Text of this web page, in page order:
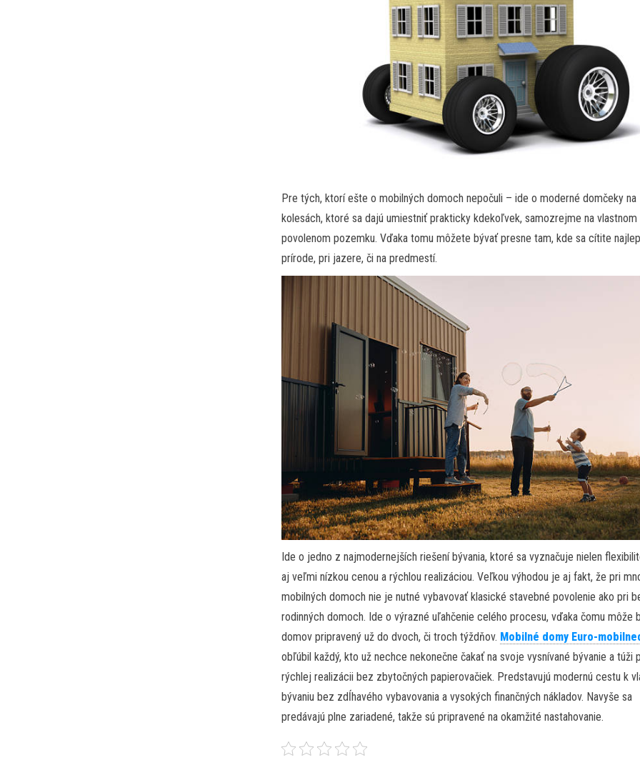
Pre tých, ktorí ešte o mobilných domoch nepočuli – ide o moderné domčeky na
kolesách, ktoré sa dajú umiestniť prakticky kdekoľvek, samozrejme na vlastnom
povolenom pozemku. Vďaka tomu môžete bývať presne tam, kde sa cítite
prírode, pri jazere, či na predmestí.
Ide o jedno z najmodernejších riešení bývania, ktoré sa vyznačuje nielen
aj veľmi nízkou cenou a rýchlou realizáciou. Veľkou výhodou je aj fakt, že pri
mobilných domoch nie je nutné vybavovať klasické stavebné povolenie ako pri
rodinných domoch. Ide o výrazné uľahčenie celého procesu, vďaka čomu môže
domov pripravený už do dvoch, či troch týždňov. Mobilné domy Euro-
obľúbil každý, kto už nechce nekonečne čakať na svoje vysnívané bývanie a túži
rýchlej realizácii bez zbytočných papierovačiek. Predstavujú modernú cestu k
bývaniu bez zdĺhavého vybavovania a vysokých finančných nákladov. Navyše sa
predávajú plne zariadené, takže sú pripravené na okamžité nastahovanie.